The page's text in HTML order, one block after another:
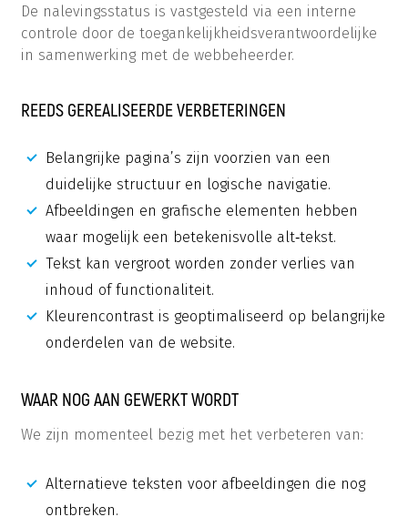
De nalevingsstatus is vastgesteld via een interne
controle door de toegankelijkheidsverantwoordelijke
in samenwerking met de webbeheerder.
REEDS GEREALISEERDE VERBETERINGEN
Belangrijke pagina’s zijn voorzien van een
duidelijke structuur en logische navigatie.
Afbeeldingen en grafische elementen hebben
waar mogelijk een betekenisvolle alt‑tekst.
Tekst kan vergroot worden zonder verlies van
inhoud of functionaliteit.
Kleurencontrast is geoptimaliseerd op belangrijke
onderdelen van de website.
WAAR NOG AAN GEWERKT WORDT
We zijn momenteel bezig met het verbeteren van:
Alternatieve teksten voor afbeeldingen die nog
ontbreken.